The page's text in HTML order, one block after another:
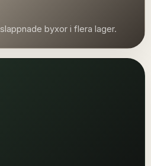
byxor i flera lager.